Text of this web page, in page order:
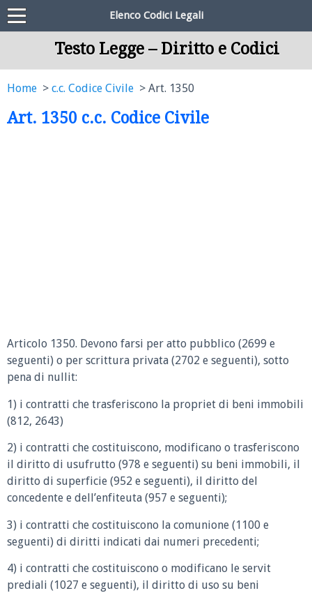
Elenco Codici Legali
Testo Legge – Diritto e Codici
Home c.c. Codice Civile Art. 1350
Art. 1350 c.c. Codice Civile
Articolo 1350. Devono farsi per atto pubblico (2699 e
seguenti) o per scrittura privata (2702 e seguenti), sotto
pena di nullit:
1) i contratti che trasferiscono la propriet di beni immobili
(812, 2643)
2) i contratti che costituiscono, modificano o trasferiscono
il diritto di usufrutto (978 e seguenti) su beni immobili, il
diritto di superficie (952 e seguenti), il diritto del
concedente e dell’enfiteuta (957 e seguenti);
3) i contratti che costituiscono la comunione (1100 e
seguenti) di diritti indicati dai numeri precedenti;
4) i contratti che costituiscono o modificano le servit
prediali (1027 e seguenti), il diritto di uso su beni